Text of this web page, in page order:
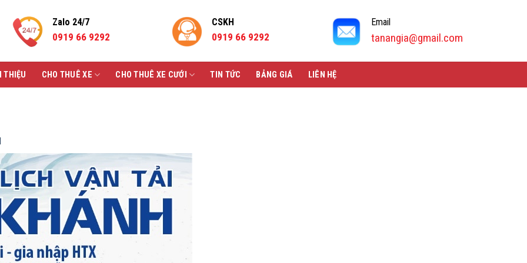
Zalo 24/7
0919 66 9292
CSKH
0919 66 9292
Email
tanangia@gmail.com
THIỆU CHO THUÊ XE CHO THUÊ XE CƯỚI TIN TỨC BẢNG GIÁ LIÊN HỆ